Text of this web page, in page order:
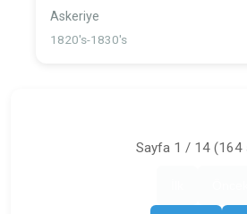
Askeriye
1820's-1830's
Sayfa 1 / 14 (164